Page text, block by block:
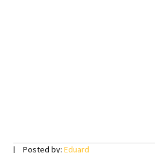
Posted by: Eduard